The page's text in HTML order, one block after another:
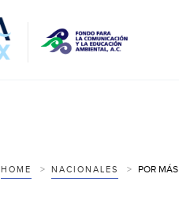
HOME NACIONALES